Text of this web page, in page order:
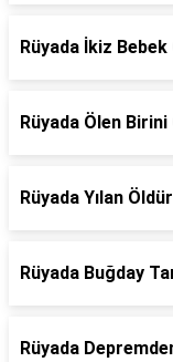
Rüyada İkiz
Rüyada Ölen
Rüyada Yılan
Rüyada Buğday
Rüyada